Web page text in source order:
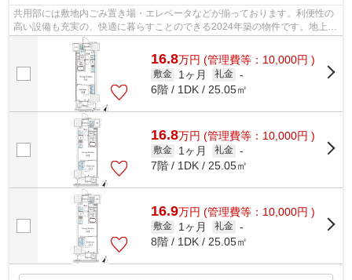
共用部には敷地内ごみ置き場・エレベータなどが揃っております。利便性の
高い設備も充実の、快適に暮らすことのできる2024年築の物件です。地上13
階建ての物件。徒歩4分の距離に駅があ...
16.8万円 (管理費等：10,000円 )
敷金 1ヶ月 礼金 -
6階 / 1DK / 25.05㎡
16.8万円 (管理費等：10,000円 )
敷金 1ヶ月 礼金 -
7階 / 1DK / 25.05㎡
16.9万円 (管理費等：10,000円 )
敷金 1ヶ月 礼金 -
8階 / 1DK / 25.05㎡